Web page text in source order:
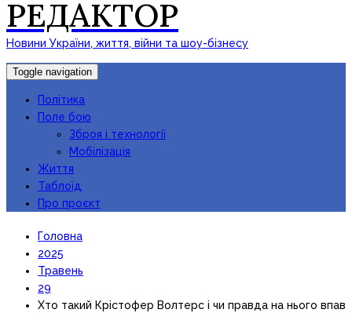
РЕДАКТОР
Новини України, життя, війни та шоу-бізнесу
Toggle navigation
Політика
Поле бою
Зброя і технології
Мобілізація
Життя
Таблоїд
Про проєкт
Головна
2025
Травень
29
Хто такий Крістофер Волтерс і чи правда на нього впав